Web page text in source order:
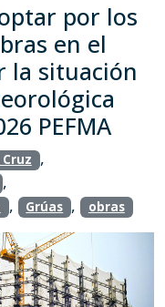
por los
en el
la situación
PEFMA
,
,
, Grúas , obras